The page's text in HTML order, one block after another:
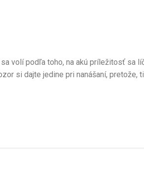
volí podľa toho, na akú príležitosť sa
si dajte jedine pri nanášaní, pretože,